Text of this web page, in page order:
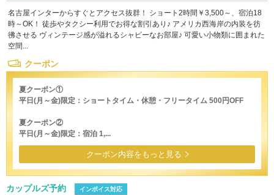
名古屋インターからすぐとアクセス抜群！ ショート2時間￥3,500～、宿泊18
時～OK！ 徒歩やタクシー利用でお得な割引あり♪ アメリカ西海岸の内装を彷
彿させる ヴィンテージ感が溢れるシャビーなお部屋♪ 可愛い小物類に囲まれた
空間...
クーポン
夏クーポン①
平日(月～金)限定：ショートタイム・休憩・フリータイム 500円OFF
夏クーポン②
平日(月～金)限定：宿泊 1,...
クーポン内容をもっと見る
カップルズ予約 インボイス対応